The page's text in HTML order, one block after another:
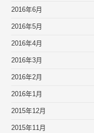
2016年6月
2016年5月
2016年4月
2016年3月
2016年2月
2016年1月
2015年12月
2015年11月